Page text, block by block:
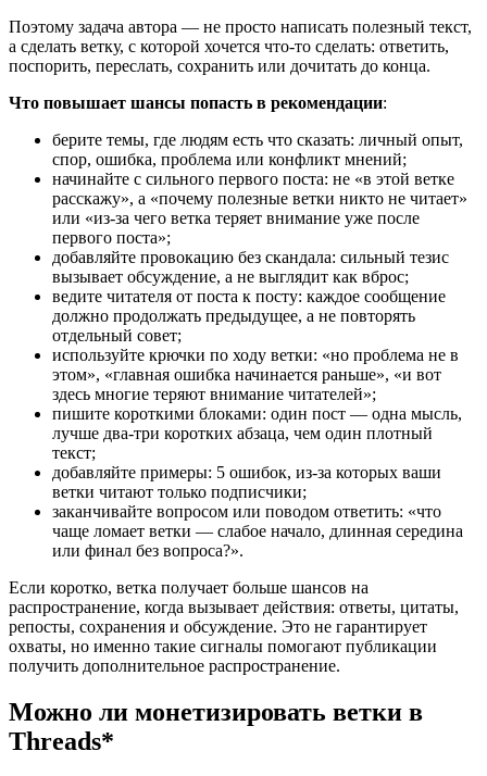
Поэтому задача автора — не просто написать полезный текст,
а сделать ветку, с которой хочется что-то сделать: ответить,
поспорить, переслать, сохранить или дочитать до конца.
Что повышает шансы попасть в рекомендации:
берите темы, где людям есть что сказать: личный опыт,
спор, ошибка, проблема или конфликт мнений;
начинайте с сильного первого поста: не «в этой ветке
расскажу», а «почему полезные ветки никто не читает»
или «из-за чего ветка теряет внимание уже после
первого поста»;
добавляйте провокацию без скандала: сильный тезис
вызывает обсуждение, а не выглядит как вброс;
ведите читателя от поста к посту: каждое сообщение
должно продолжать предыдущее, а не повторять
отдельный совет;
используйте крючки по ходу ветки: «но проблема не в
этом», «главная ошибка начинается раньше», «и вот
здесь многие теряют внимание читателей»;
пишите короткими блоками: один пост — одна мысль,
лучше два-три коротких абзаца, чем один плотный
текст;
добавляйте примеры: 5 ошибок, из-за которых ваши
ветки читают только подписчики;
заканчивайте вопросом или поводом ответить: «что
чаще ломает ветки — слабое начало, длинная середина
или финал без вопроса?».
Если коротко, ветка получает больше шансов на
распространение, когда вызывает действия: ответы, цитаты,
репосты, сохранения и обсуждение. Это не гарантирует
охваты, но именно такие сигналы помогают публикации
получить дополнительное распространение.
Можно ли монетизировать ветки в
Threads*